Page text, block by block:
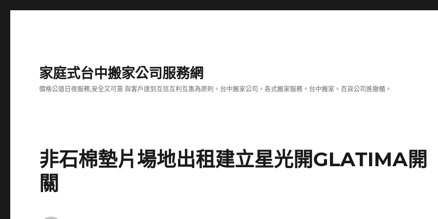
家庭式台中搬家公司服務網
價格公道日夜服務,安全又可靠 與客戶達到互信互利互惠為原則。台中搬家公司。各式搬家服務。台中搬家。百貨公司進撤櫃。
非石棉墊片場地出租建立星光開GLATIMA開
關